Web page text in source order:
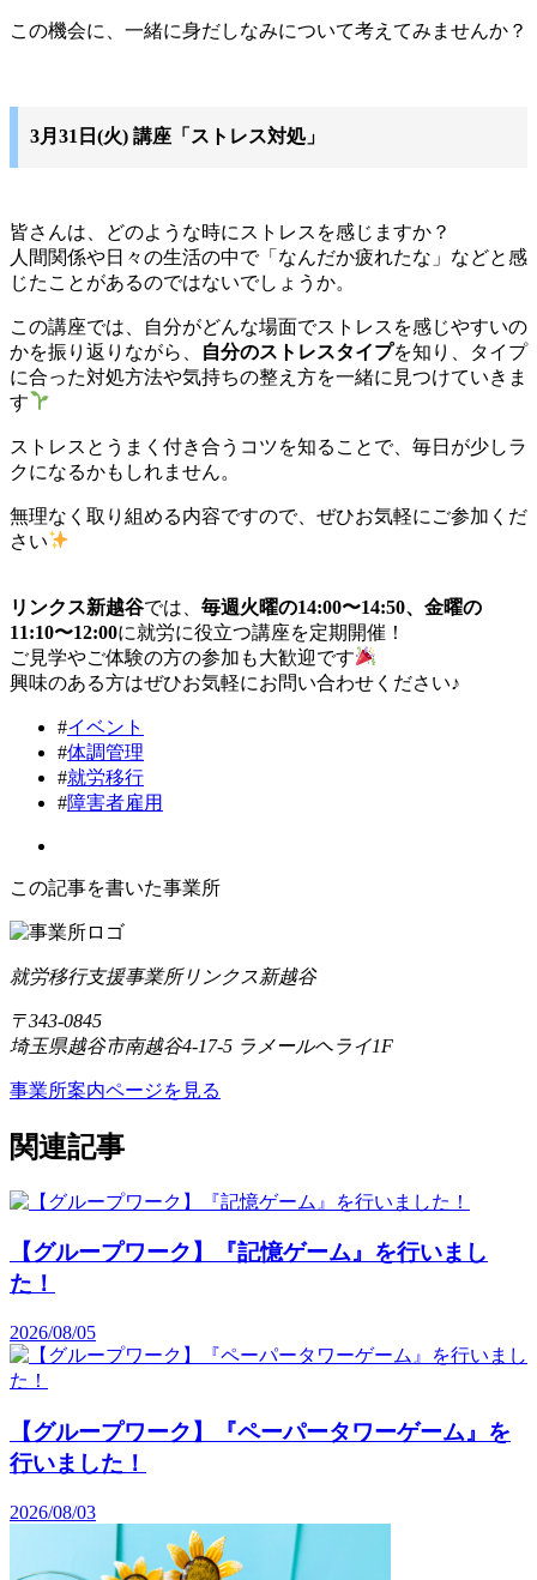
この機会に、一緒に身だしなみについて考えてみませんか？
3月31日(火) 講座「ストレス対処」
皆さんは、どのような時にストレスを感じますか？
人間関係や日々の生活の中で「なんだか疲れたな」などと感
じたことがあるのではないでしょうか。
この講座では、自分がどんな場面でストレスを感じやすいの
かを振り返りながら、
自分のストレスタイプを知り、タイプ
に合った対処方法や気持ちの整え方を一緒に見つけていきま
す
ストレスとうまく付き合うコツを知ることで、毎日が少しラ
クになるかもしれません。
無理なく取り組める内容ですので、ぜひお気軽にご参加くだ
さい
リンクス新越谷では、 毎週火曜の14:00〜14:50、金曜の
11:10〜12:00に就労に役立つ講座を定期開催！
ご見学やご体験の方の参加も大歓迎です
興味のある方はぜひお気軽にお問い合わせください♪
#イベント
#体調管理
#就労移行
#障害者雇用
この記事を書いた事業所
就労移行支援事業所リンクス新越谷
〒343-0845
埼玉県越谷市南越谷4-17-5 ラメールヘライ1F
事業所案内ページを見る
関連記事
【グループワーク】『記憶ゲーム』を行いまし
た！
2026/08/05
【グループワーク】『ペーパータワーゲーム』を
行いました！
2026/08/03